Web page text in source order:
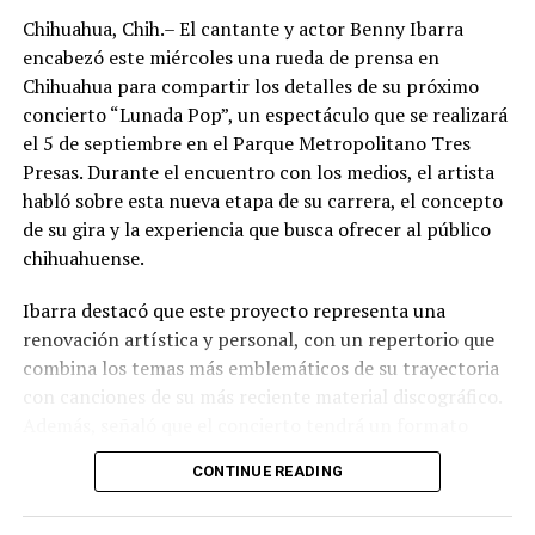
Chihuahua, Chih.– El cantante y actor Benny Ibarra
encabezó este miércoles una rueda de prensa en
Chihuahua para compartir los detalles de su próximo
concierto “Lunada Pop”, un espectáculo que se realizará
el 5 de septiembre en el Parque Metropolitano Tres
Presas. Durante el encuentro con los medios, el artista
habló sobre esta nueva etapa de su carrera, el concepto
de su gira y la experiencia que busca ofrecer al público
chihuahuense.
Ibarra destacó que este proyecto representa una
renovación artística y personal, con un repertorio que
combina los temas más emblemáticos de su trayectoria
con canciones de su más reciente material discográfico.
pensado para disfrutarse al aire libre, acompañado de
propuestas gastronómicas, talento local y una
atmósfera de convivencia.
CONTINUE READING